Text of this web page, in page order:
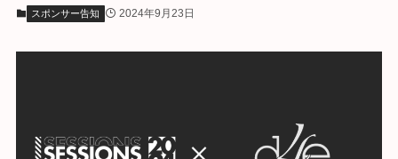
スポンサー告知 2024年9月23日